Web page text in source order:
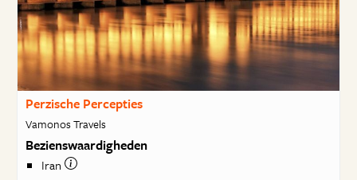
Perzische Percepties
Vamonos Travels
Bezienswaardigheden
Iran